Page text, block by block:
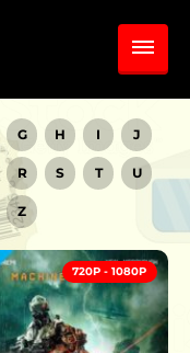
G H I J
R S T U
Z
720P - 1080P